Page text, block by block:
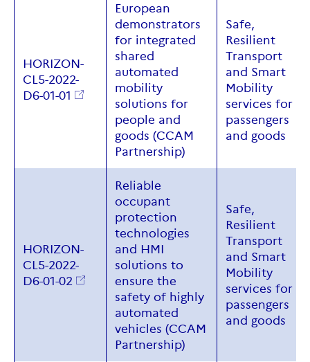
HORIZON-
CL5-2022-
D6-01-01
European
demonstrators
for integrated
shared
automated
mobility
solutions for
people and
goods (CCAM
Partnership)
Safe,
Resilient
Transport
and Smart
Mobility
services for
passengers
and goods
HORIZON-
CL5-2022-
D6-01-02
Reliable
occupant
protection
technologies
and HMI
solutions to
ensure the
safety of highly
automated
vehicles (CCAM
Partnership)
Safe,
Resilient
Transport
and Smart
Mobility
services for
passengers
and goods